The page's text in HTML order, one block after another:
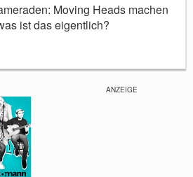
Moving Heads machen
ist das eigentlich?